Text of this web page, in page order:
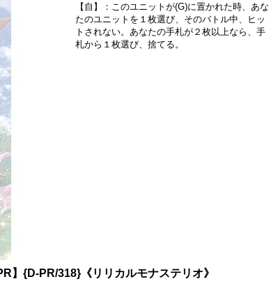
【自】：このユニットが(G)に置かれた時、あな
たのユニットを１枚選び、そのバトル中、ヒッ
トされない。あなたの手札が２枚以上なら、手
札から１枚選び、捨てる。
】{D-PR/318}《リリカルモナステリオ》